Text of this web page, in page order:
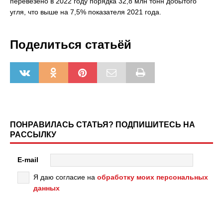
угля, что выше на 7,5% показателя 2021 года.
Поделиться статьёй
ПОНРАВИЛАСЬ СТАТЬЯ? ПОДПИШИТЕСЬ НА
РАССЫЛКУ
E-mail
Я даю согласие на обработку моих персональных
данных